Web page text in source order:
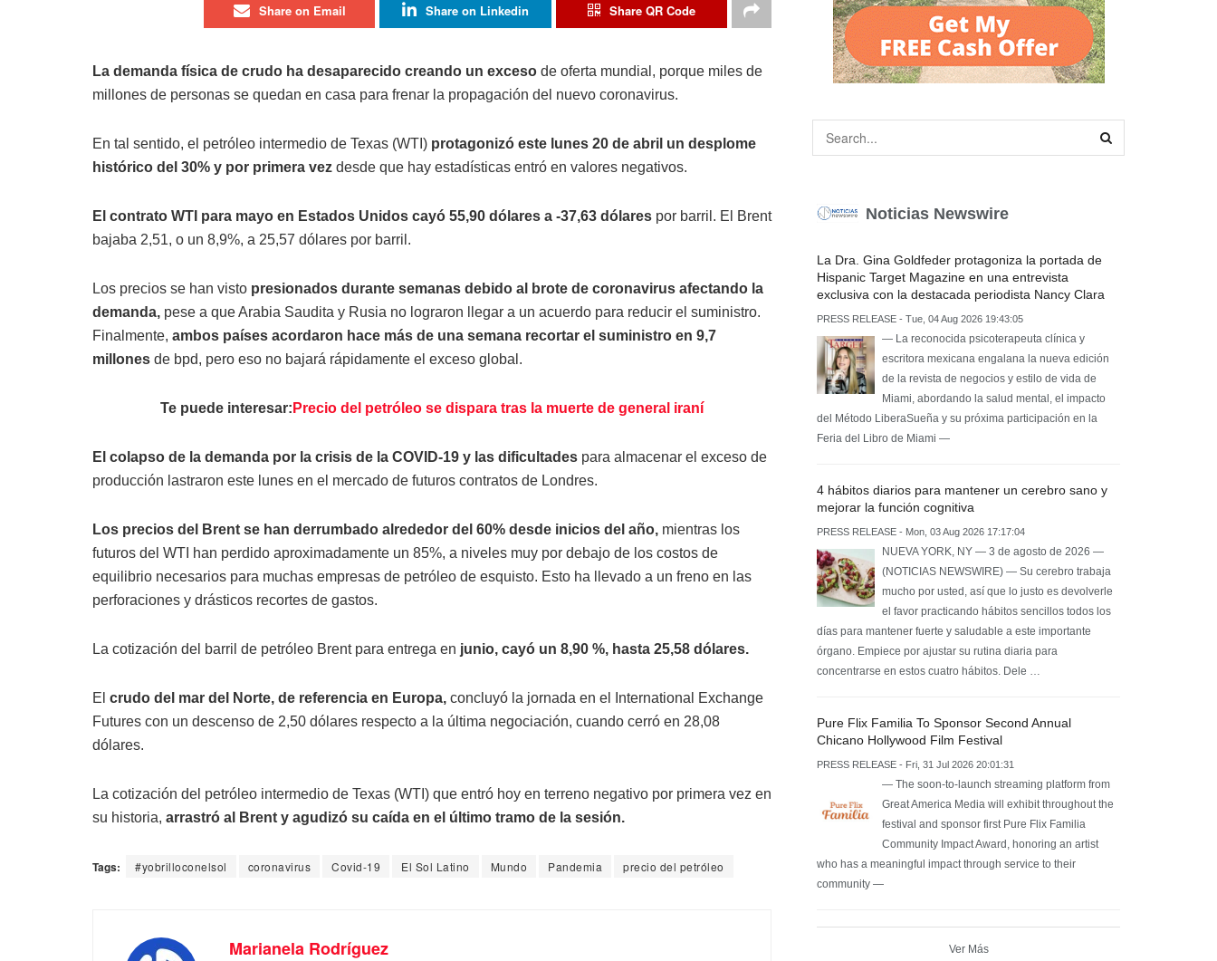
Share on Email Share on Linkedin Share QR Code
La demanda física de crudo ha desaparecido creando un exceso de oferta mundial, porque miles de
millones de personas se quedan en casa para frenar la propagación del nuevo coronavirus.
En tal sentido, el petróleo intermedio de Texas (WTI) protagonizó este lunes 20 de abril un desplome
histórico del 30% y por primera vez desde que hay estadísticas entró en valores negativos.
El contrato WTI para mayo en Estados Unidos cayó 55,90 dólares a -37,63 dólares por barril. El Brent
bajaba 2,51, o un 8,9%, a 25,57 dólares por barril.
Los precios se han visto presionados durante semanas debido al brote de coronavirus afectando la
demanda, pese a que Arabia Saudita y Rusia no lograron llegar a un acuerdo para reducir el suministro.
Finalmente, ambos países acordaron hace más de una semana recortar el suministro en 9,7
millones de bpd, pero eso no bajará rápidamente el exceso global.
Te puede interesar: Precio del petróleo se dispara tras la muerte de general iraní
El colapso de la demanda por la crisis de la COVID-19 y las dificultades para almacenar el exceso de
producción lastraron este lunes en el mercado de futuros contratos de Londres.
Los precios del Brent se han derrumbado alrededor del 60% desde inicios del año, mientras los
futuros del WTI han perdido aproximadamente un 85%, a niveles muy por debajo de los costos de
equilibrio necesarios para muchas empresas de petróleo de esquisto. Esto ha llevado a un freno en las
perforaciones y drásticos recortes de gastos.
La cotización del barril de petróleo Brent para entrega en junio, cayó un 8,90 %, hasta 25,58 dólares.
El crudo del mar del Norte, de referencia en Europa, concluyó la jornada en el International Exchange
Futures con un descenso de 2,50 dólares respecto a la última negociación, cuando cerró en 28,08
dólares.
La cotización del petróleo intermedio de Texas (WTI) que entró hoy en terreno negativo por primera vez en
su historia, arrastró al Brent y agudizó su caída en el último tramo de la sesión.
Tags: #yobrilloconelsol coronavirus Covid-19 El Sol Latino Mundo Pandemia precio del petróleo
Marianela Rodríguez
Noticias Newswire
La Dra. Gina Goldfeder protagoniza la portada de
Hispanic Target Magazine en una entrevista
exclusiva con la destacada periodista Nancy Clara
PRESS RELEASE - Tue, 04 Aug 2026 19:43:05
— La reconocida psicoterapeuta clínica y
escritora mexicana engalana la nueva edición
de la revista de negocios y estilo de vida de
Miami, abordando la salud mental, el impacto
del Método LiberaSueña y su próxima participación en la
Feria del Libro de Miami —
4 hábitos diarios para mantener un cerebro sano y
mejorar la función cognitiva
PRESS RELEASE - Mon, 03 Aug 2026 17:17:04
NUEVA YORK, NY — 3 de agosto de 2026 —
(NOTICIAS NEWSWIRE) — Su cerebro trabaja
mucho por usted, así que lo justo es devolverle
el favor practicando hábitos sencillos todos los
días para mantener fuerte y saludable a este importante
órgano. Empiece por ajustar su rutina diaria para
concentrarse en estos cuatro hábitos. Dele …
Pure Flix Familia To Sponsor Second Annual
Chicano Hollywood Film Festival
PRESS RELEASE - Fri, 31 Jul 2026 20:01:31
— The soon-to-launch streaming platform from
Great America Media will exhibit throughout the
festival and sponsor first Pure Flix Familia
Community Impact Award, honoring an artist
who has a meaningful impact through service to their
community —
Ver Más